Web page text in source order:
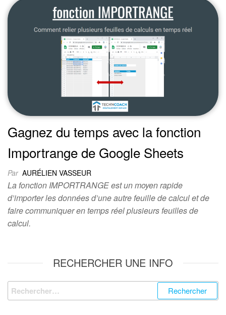
Gagnez du temps avec la fonction
Importrange de Google Sheets
Par AURÉLIEN VASSEUR
La fonction IMPORTRANGE est un moyen rapide
d’importer les données d’une autre feuille de calcul et de
faire communiquer en temps réel plusieurs feuilles de
calcul.
RECHERCHER UNE INFO